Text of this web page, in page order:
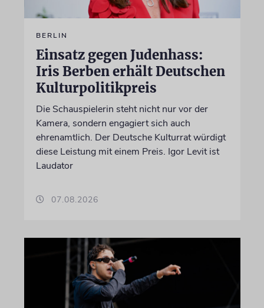
BERLIN
Einsatz gegen Judenhass:
Iris Berben erhält Deutschen
Kulturpolitikpreis
Die Schauspielerin steht nicht nur vor der
Kamera, sondern engagiert sich auch
ehrenamtlich. Der Deutsche Kulturrat würdigt
diese Leistung mit einem Preis. Igor Levit ist
Laudator
07.08.2026